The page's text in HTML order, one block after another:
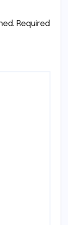
Required